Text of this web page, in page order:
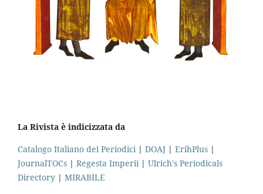
La Rivista è indicizzata da
Catalogo Italiano dei Periodici| DOAJ | ErihPlus |
JournalTOCs | Regesta Imperii| Ulrich's Periodicals
Directory | MIRABILE